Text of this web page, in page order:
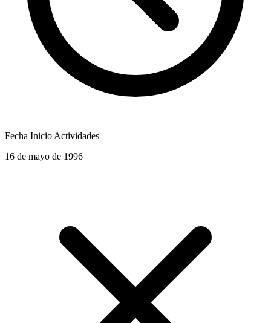
Fecha Inicio Actividades
16 de mayo de 1996